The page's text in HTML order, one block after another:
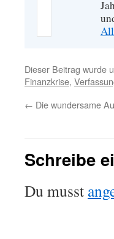
Dieser Beitrag wurde
Finanzkrise,
← Die wundersame
Schreibe
Du musst